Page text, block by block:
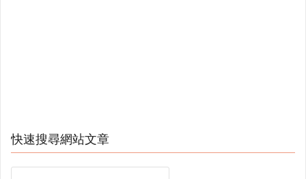
快速搜尋網站文章